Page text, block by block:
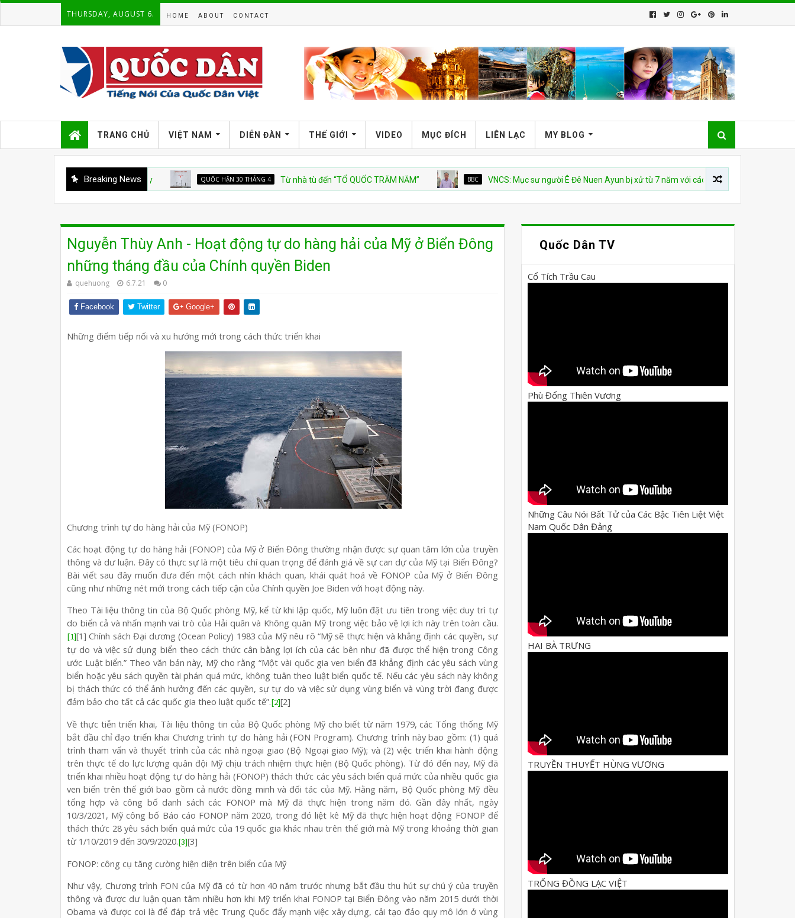
THURSDAY, AUGUST 6. HOME ABOUT CONTACT
TRANG CHỦ VIỆT NAM DIỄN ĐÀN THẾ GIỚI VIDEO MỤC ĐÍCH LIÊN LẠC MY BLOG
Breaking News QUỐC HẬN 30 THÁNG 4 Từ nhà tù đến “TỔ QUỐC TRĂM NĂM” BBC VNCS: Mục sư người Ê Đê Nuen Ayun bị xử tù 7 năm với cáo buộc 'phá hoại đoàn kết dân
Nguyễn Thùy Anh - Hoạt động tự do hàng hải của Mỹ ở Biển Đông
những tháng đầu của Chính quyền Biden
quehuong 6.7.21 0
Facebook Twitter Google+
Những điểm tiếp nối và xu hướng mới trong cách thức triển khai
Chương trình tự do hàng hải của Mỹ (FONOP)
Các hoạt động tự do hàng hải (FONOP) của Mỹ ở Biển Đông thường nhận được sự quan tâm lớn của truyền
thông và dư luận. Đây có thực sự là một tiêu chí quan trọng để đánh giá về sự can dự của Mỹ tại Biển Đông?
Bài viết sau đây muốn đưa đến một cách nhìn khách quan, khái quát hoá về FONOP của Mỹ ở Biển Đông
cũng như những nét mới trong cách tiếp cận của Chính quyền Joe Biden với hoạt động này.
Theo Tài liệu thông tin của Bộ Quốc phòng Mỹ, kể từ khi lập quốc, Mỹ luôn đặt ưu tiên trong việc duy trì tự
do biển cả và nhấn mạnh vai trò của Hải quân và Không quân Mỹ trong việc bảo vệ lợi ích này trên toàn cầu.
[1][1] Chính sách Đại dương (Ocean Policy) 1983 của Mỹ nêu rõ “Mỹ sẽ thực hiện và khẳng định các quyền, sự
tự do và việc sử dụng biển theo cách thức cân bằng lợi ích của các bên như đã được thể hiện trong Công
ước Luật biển.” Theo văn bản này, Mỹ cho rằng “Một vài quốc gia ven biển đã khẳng định các yêu sách vùng
biển hoặc yêu sách quyền tài phán quá mức, không tuân theo luật biển quốc tế. Nếu các yêu sách này không
bị thách thức có thể ảnh hưởng đến các quyền, sự tự do và việc sử dụng vùng biển và vùng trời đang được
đảm bảo cho tất cả các quốc gia theo luật quốc tế”.[2][2]
Về thực tiễn triển khai, Tài liệu thông tin của Bộ Quốc phòng Mỹ cho biết từ năm 1979, các Tổng thống Mỹ
bắt đầu chỉ đạo triển khai Chương trình tự do hàng hải (FON Program). Chương trình này bao gồm: (1) quá
trình tham vấn và thuyết trình của các nhà ngoại giao (Bộ Ngoại giao Mỹ); và (2) việc triển khai hành động
trên thực tế do lực lượng quân đội Mỹ chịu trách nhiệm thực hiện (Bộ Quốc phòng). Từ đó đến nay, Mỹ đã
triển khai nhiều hoạt động tự do hàng hải (FONOP) thách thức các yêu sách biển quá mức của nhiều quốc gia
ven biển trên thế giới bao gồm cả nước đồng minh và đối tác của Mỹ. Hằng năm, Bộ Quốc phòng Mỹ đều
tổng hợp và công bố danh sách các FONOP mà Mỹ đã thực hiện trong năm đó. Gần đây nhất, ngày
10/3/2021, Mỹ công bố Báo cáo FONOP năm 2020, trong đó liệt kê Mỹ đã thực hiện hoạt động FONOP để
thách thức 28 yêu sách biển quá mức của 19 quốc gia khác nhau trên thế giới mà Mỹ trong khoảng thời gian
từ 1/10/2019 đến 30/9/2020.[3][3]
FONOP: công cụ tăng cường hiện diện trên biển của Mỹ
Như vậy, Chương trình FON của Mỹ đã có từ hơn 40 năm trước nhưng bắt đầu thu hút sự chú ý của truyền
thông và được dư luận quan tâm nhiều hơn khi Mỹ triển khai FONOP tại Biển Đông vào năm 2015 dưới thời
Obama và được coi là để đáp trả việc Trung Quốc đẩy mạnh việc xây dựng, cải tạo đảo quy mô lớn ở vùng
Quốc Dân TV
Cổ Tích Trầu Cau
Phù Đổng Thiên Vương
Những Câu Nói Bất Tử của Các Bậc Tiên Liệt Việt
Nam Quốc Dân Đảng
HAI BÀ TRƯNG
TRUYỀN THUYẾT HÙNG VƯƠNG
TRỐNG ĐỒNG LẠC VIỆT